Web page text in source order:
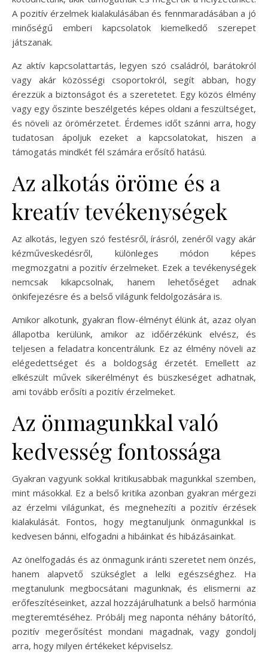
A pozitív érzelmek kialakulásában és fennmaradásában a jó
minőségű emberi kapcsolatok kiemelkedő szerepet
játszanak.
Az aktív kapcsolattartás, legyen szó családról, barátokról
vagy akár közösségi csoportokról, segít abban, hogy
érezzük a biztonságot és a szeretetet. Egy közös élmény
vagy egy őszinte beszélgetés képes oldani a feszültséget,
és növeli az örömérzetet. Érdemes időt szánni arra, hogy
tudatosan ápoljuk ezeket a kapcsolatokat, hiszen a
támogatás mindkét fél számára erősítő hatású.
Az alkotás öröme és a
kreatív tevékenységek
Az alkotás, legyen szó festésről, írásról, zenéről vagy akár
kézműveskedésről, különleges módon képes
megmozgatni a pozitív érzelmeket. Ezek a tevékenységek
nemcsak kikapcsolnak, hanem lehetőséget adnak
önkifejezésre és a belső világunk feldolgozására is.
Amikor alkotunk, gyakran flow-élményt élünk át, azaz olyan
állapotba kerülünk, amikor az időérzékünk elvész, és
teljesen a feladatra koncentrálunk. Ez az élmény növeli az
elégedettséget és a boldogság érzetét. Emellett az
elkészült művek sikerélményt és büszkeséget adhatnak,
ami tovább erősíti a pozitív érzelmeket.
Az önmagunkkal való
kedvesség fontossága
Gyakran vagyunk sokkal kritikusabbak magunkkal szemben,
mint másokkal. Ez a belső kritika azonban gyakran mérgezi
az érzelmi világunkat, és megnehezíti a pozitív érzések
kialakulását. Fontos, hogy megtanuljunk önmagunkkal is
kedvesen bánni, elfogadni a hibáinkat és hibázásainkat.
Az önelfogadás és az önmagunk iránti szeretet nem önzés,
hanem alapvető szükséglet a lelki egészséghez. Ha
megtanulunk megbocsátani magunknak, és elismerni az
erőfeszítéseinket, azzal hozzájárulhatunk a belső harmónia
megteremtéséhez. Próbálj meg naponta néhány bátorító,
pozitív megerősítést mondani magadnak, vagy gondolj
arra, hogy milyen értékeket képviselsz.